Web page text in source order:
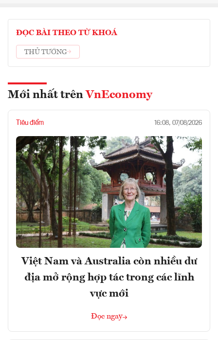
ĐỌC BÀI THEO TỪ KHOÁ
THỦ TƯỚNG
Mới nhất trên VnEconomy
Tiêu điểm 16:08, 07/08/2026
Việt Nam và Australia còn nhiều dư
địa mở rộng hợp tác trong các lĩnh
vực mới
Đọc ngay